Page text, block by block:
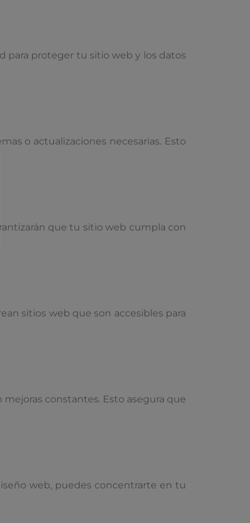
para proteger tu sitio web y los datos
o actualizaciones necesarias. Esto
que tu sitio web cumpla con
sitios web que son accesibles para
constantes. Esto asegura que
web, puedes concentrarte en tu